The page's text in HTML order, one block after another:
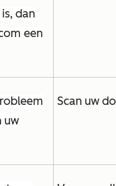
is, dan
een
uw
Scan uw